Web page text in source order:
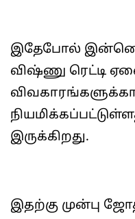
இதேபோல்
விஷ்ணு ரெட்டி
இருக்கிறது.
இதற்கு முன்பு